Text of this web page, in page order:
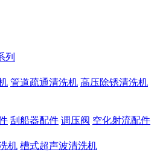
列
管道疏通清洗机 高压除锈清洗机
刮船器配件 调压阀 空化射流配件
机 槽式超声波清洗机